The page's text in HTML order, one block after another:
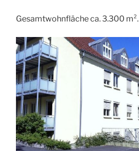
Gesamtwohnfläche ca. 3.300 m².